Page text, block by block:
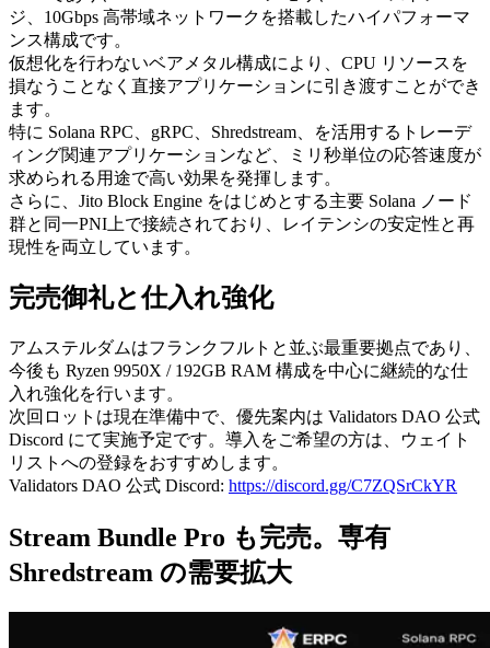
ジ、10Gbps 高帯域ネットワークを搭載したハイパフォーマ
ンス構成です。
仮想化を行わないベアメタル構成により、CPU リソースを
損なうことなく直接アプリケーションに引き渡すことができ
ます。
特に Solana RPC、gRPC、Shredstream、を活用するトレーデ
ィング関連アプリケーションなど、ミリ秒単位の応答速度が
求められる用途で高い効果を発揮します。
さらに、Jito Block Engine をはじめとする主要 Solana ノード
群と同一PNI上で接続されており、レイテンシの安定性と再
現性を両立しています。
完売御礼と仕入れ強化
アムステルダムはフランクフルトと並ぶ最重要拠点であり、
今後も Ryzen 9950X / 192GB RAM 構成を中心に継続的な仕
入れ強化を行います。
次回ロットは現在準備中で、優先案内は Validators DAO 公式
Discord にて実施予定です。導入をご希望の方は、ウェイト
リストへの登録をおすすめします。
Validators DAO 公式 Discord: https://discord.gg/C7ZQSrCkYR
Stream Bundle Pro も完売。専有
Shredstream の需要拡大